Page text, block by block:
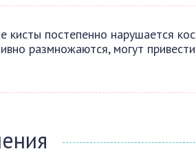
кисты постепенно нарушается
размножаются, могут